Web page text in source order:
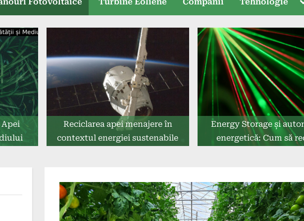
Reciclarea apei menajere în
contextul energiei sustenabile
Energy Storage și
energetică: Cum să